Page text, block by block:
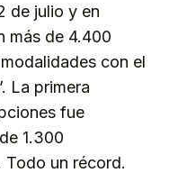
de julio y en
más de 4.400
con el
La primera
fue
1.300
Todo un récord.